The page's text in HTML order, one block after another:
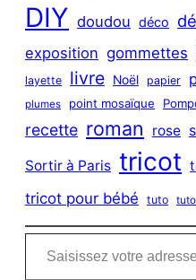
DIY doudou déco
exposition gommettes
layette livre Noël papier
plumes point mosaïque
recette roman rose
Sortir à Paris tricot
tricot pour bébé tuto
Saisissez votre adresse e-mail…